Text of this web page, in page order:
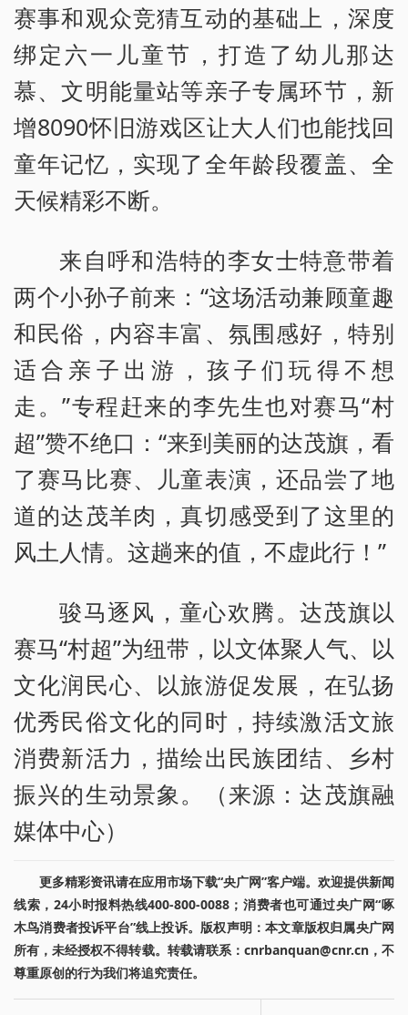
赛事和观众竞猜互动的基础上，深度
绑定六一儿童节，打造了幼儿那达
慕、文明能量站等亲子专属环节，新
增8090怀旧游戏区让大人们也能找回
童年记忆，实现了全年龄段覆盖、全
天候精彩不断。
来自呼和浩特的李女士特意带着
两个小孙子前来：“这场活动兼顾童趣
和民俗，内容丰富、氛围感好，特别
适合亲子出游，孩子们玩得不想
走。”专程赶来的李先生也对赛马“村
超”赞不绝口：“来到美丽的达茂旗，看
了赛马比赛、儿童表演，还品尝了地
道的达茂羊肉，真切感受到了这里的
风土人情。这趟来的值，不虚此行！”
骏马逐风，童心欢腾。达茂旗以
赛马“村超”为纽带，以文体聚人气、以
文化润民心、以旅游促发展，在弘扬
优秀民俗文化的同时，持续激活文旅
消费新活力，描绘出民族团结、乡村
振兴的生动景象。（来源：达茂旗融
媒体中心）
更多精彩资讯请在应用市场下载“央广网”客户端。欢迎提供新闻
线索，24小时报料热线400-800-0088；消费者也可通过央广网“啄
木鸟消费者投诉平台”线上投诉。版权声明：本文章版权归属央广网
所有，未经授权不得转载。转载请联系：cnrbanquan@cnr.cn，不
尊重原创的行为我们将追究责任。